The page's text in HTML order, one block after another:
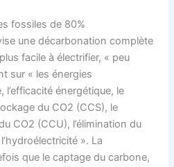
fossiles de 80%
une décarbonation complète
facile à électrifier, « peu
sur « les énergies
l’efficacité énergétique, le
du CO2 (CCS), le
CO2 (CCU), l’élimination du
». La
que le captage du carbone,